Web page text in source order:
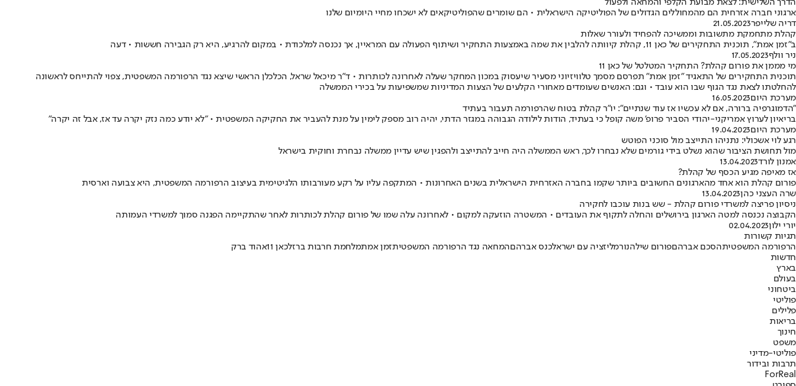
הדרך השלישית: לצאת מבועת הקלפי והמחאה ולפעול
ארגוני חברה אזרחית הם מהמחוללים הגדולים של הפוליטיקה הישראלית • הם שומרים שהפוליטיקאים לא ישכחו מחיי היומיום שלנו
דריה שלייפר21.05.2023
קהלת מתחמקת מתשובות וממשיכה להפחיד ולעורר שאלות
ב"זמן אמת", תוכנית התחקירים של כאן 11, קהלת קיוותה להלבין את שמה באמצעות התחקיר ושיתוף הפעולה עם המראיין, אך נכנסה למלכודת • במקום להרגיע, היא רק הגבירה חששות • דעה
ניר וולף17.05.2023
מי מממן את פורום קהלת? התחקיר המטלטל של כאן 11
תוכנית התחקירים של התאגיד "זמן אמת" תפרסם מסמך טלוויזיוני מסעיר שיעסוק במכון המחקר שעלה לאחרונה לכותרות • ד"ר מיכאל שראל, הכלכלן הראשי שיצא נגד הרפורמה המשפטית, צפוי להתייחס לראשונה
להחלטתו לצאת נגד הגוף שבו הוא עובד • וגם: האנשים שעומדים מאחורי הקלעים של הצעות המדיניות שמשפיעות על בכירי הממשלה
מערכת היום16.05.2023
"הדמוגרפיה ברורה, אם לא עכשיו אז עוד שנתיים": יו"ר קהלת בטוח שהרפורמה תעבור בעתיד
בריאיון לערוץ אמריקני-יהודי הסביר פרופ' משה קופל כי בעתיד, הודות לילודה הגבוהה במגזר הדתי, יהיה רוב מספק לימין על מנת להעביר את החקיקה המשפטית • "לא יודע כמה נזק יקרה עד אז, אבל זה יקרה"
מערכת היום19.04.2023
רגע לוי אשכולי: נתניהו התייצב מול סוכני הפוטש
מול תחושת הציבור שהוא נשלט בידי גורמים שלא נבחרו לכך, ראש הממשלה היה חייב להתייצב ולהפגין שיש עדיין ממשלה נבחרת וחוקית בישראל
אמנון לורד13.04.2023
אז מאיפה מגיע הכסף של קהלת?
פורום קהלת הוא אחד מהארגונים החשובים ביותר שקמו בחברה האזרחית הישראלית בשנים האחרונות • המתקפה עליו על רקע מעורבותו הלגיטימית בעיצוב הרפורמה המשפטית, היא צבועה וארסית
שרה העצני כהן13.04.2023
ניסיון פריצה למשרדי פורום קהלת - שש בנות עוכבו לחקירה
הקבוצה נכנסה למטה הארגון בירושלים והחלה לתקוף את העובדים • המשטרה הוזעקה למקום • לאחרונה עלה שמו של פורום קהלת לכותרות לאחר שהתקיימה הפגנה סמוך למשרדי העמותה
יורי ילון02.04.2023
תגיות קשורות
הרפורמה המשפטיתהסכם אברהםפורום שילהנורמליזציה עם ישראלכנס אברהםהמחאה נגד הרפורמה המשפטיתזמן אמתמלחמת חרבות ברזלכאן 11
אהוד ברק
חדשות
בארץ
בעולם
ביטחוני
פוליטי
פלילים
בריאות
חינוך
משפט
פוליטי-מדיני
תרבות ובידור
ForReal